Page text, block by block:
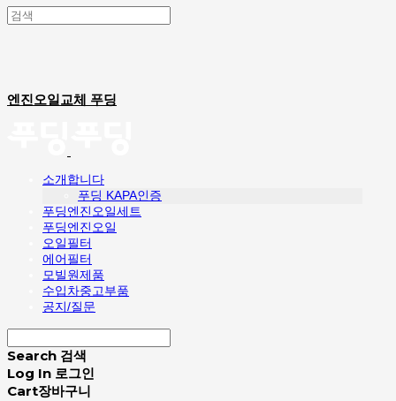
엔진오일교체 푸딩
소개합니다
푸딩 KAPA인증
푸딩엔진오일세트
푸딩엔진오일
오일필터
에어필터
모빌원제품
수입차중고부품
공지/질문
Search 검색
Log In 로그인
Cart장바구니